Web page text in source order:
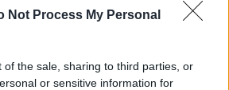
Not Process My Personal
of the sale, sharing to third parties, or
or sensitive information for
celebra la cultura gallurese con il